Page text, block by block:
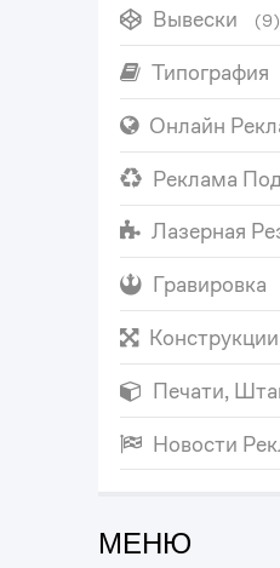
Вывески (9)
Типография
Онлайн
Реклама
Лазерная
Гравировка
Печати,
Новости
МЕНЮ